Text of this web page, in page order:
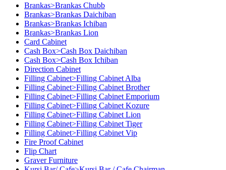
Brankas>Brankas Chubb
Brankas>Brankas Daichiban
Brankas>Brankas Ichiban
Brankas>Brankas Lion
Card Cabinet
Cash Box>Cash Box Daichiban
Cash Box>Cash Box Ichiban
Direction Cabinet
Filling Cabinet>Filling Cabinet Alba
Filling Cabinet>Filling Cabinet Brother
Filling Cabinet>Filling Cabinet Emporium
Filling Cabinet>Filling Cabinet Kozure
Filling Cabinet>Filling Cabinet Lion
Filling Cabinet>Filling Cabinet Tiger
Filling Cabinet>Filling Cabinet Vip
Fire Proof Cabinet
Flip Chart
Graver Furniture